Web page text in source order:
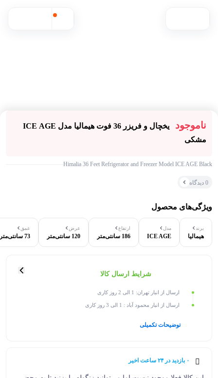
موجود شد خبرم بده
مقایسه محصول
۰ خریدار در ۱ ماه اخیر
ناموجود
یخچال و فریزر 36 فوت هیمالیا مدل ICE AGE
مشکی
Himalia 36 Feet Refrigerator and Freezer Model ICE AGE Black
0 دیدگاه
ویژگی‌های محصول
برند
هیمالیا
مدل
ICE AGE
ارتفاع
186 سانتی‌متر
عرض
120 سانتی‌متر
عمق
73 سانتی‌متر
شرایط ارسال کالا
ارسال از انبار تهران: 1 الی 2 روز کاری
ارسال از انبار محمود آباد : 1 الی 3 روز کاری
توضیحات تکمیلی
۰ بازدید در ۲۴ ساعت اخیر